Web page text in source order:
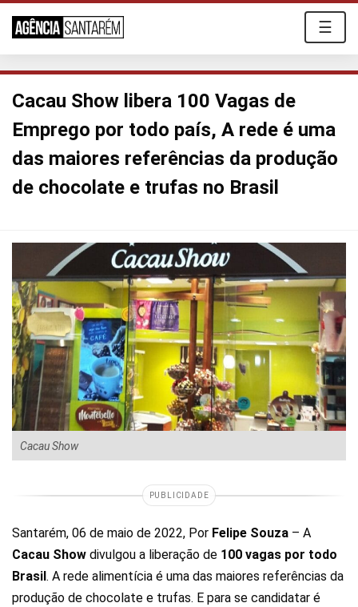
☰
Cacau Show libera 100 Vagas de
Emprego por todo país, A rede é uma
das maiores referências da produção
de chocolate e trufas no Brasil
Cacau Show
PUBLICIDADE
Santarém, 06 de maio de 2022, Por Felipe Souza – A
Cacau Show divulgou a liberação de 100 vagas por todo
Brasil. A rede alimentícia é uma das maiores referências da
produção de chocolate e trufas. E para se candidatar é